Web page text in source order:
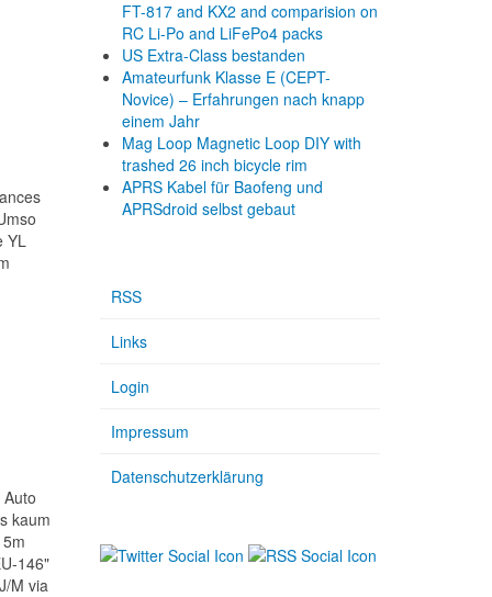
YL
kaum
146"
M via
FT-817 and KX2 and comparision on
RC Li-Po and LiFePo4 packs
US Extra-Class bestanden
Amateurfunk Klasse E (CEPT-
Novice) – Erfahrungen nach knapp
einem Jahr
Mag Loop Magnetic Loop DIY with
trashed 26 inch bicycle rim
APRS Kabel für Baofeng und
APRSdroid selbst gebaut
RSS
Links
Login
Impressum
Datenschutzerklärung